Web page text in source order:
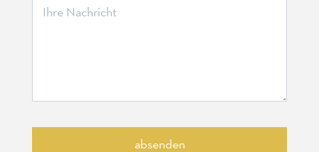
absenden